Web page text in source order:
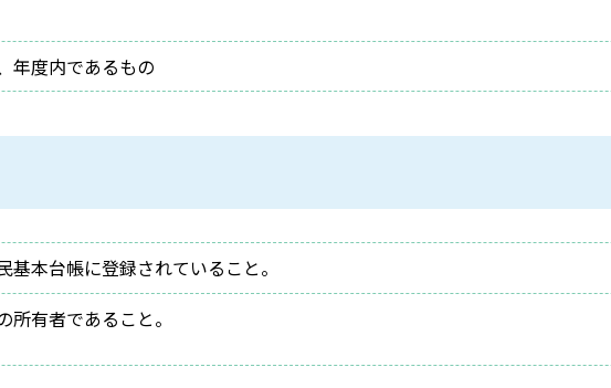
年度内であるもの
本台帳に登録されていること。
有者であること。